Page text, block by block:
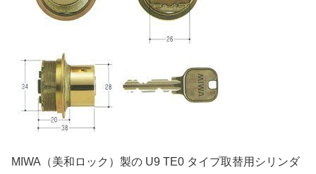
MIWA（美和ロック）製の U9 TE0 タイプ取替用シリンダ